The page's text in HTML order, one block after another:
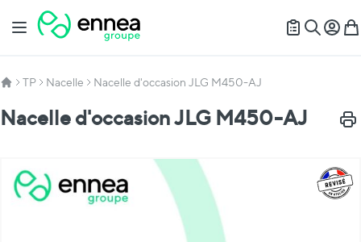
Allez au contenu
Basculer la navigation
Mon
TP Nacelle Nacelle d'occasion JLG M450-AJ
Nacelle d'occasion JLG M450-AJ